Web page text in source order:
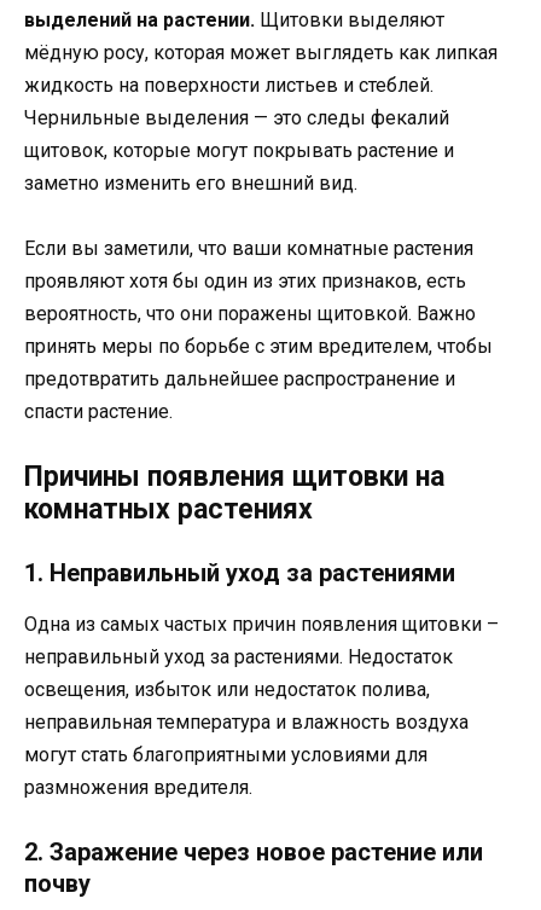
выделений на растении. Щитовки выделяют
мёдную росу, которая может выглядеть как липкая
жидкость на поверхности листьев и стеблей.
Чернильные выделения — это следы фекалий
щитовок, которые могут покрывать растение и
заметно изменить его внешний вид.
Если вы заметили, что ваши комнатные растения
проявляют хотя бы один из этих признаков, есть
вероятность, что они поражены щитовкой. Важно
принять меры по борьбе с этим вредителем, чтобы
предотвратить дальнейшее распространение и
спасти растение.
Причины появления щитовки на
комнатных растениях
1. Неправильный уход за растениями
Одна из самых частых причин появления щитовки –
неправильный уход за растениями. Недостаток
освещения, избыток или недостаток полива,
неправильная температура и влажность воздуха
могут стать благоприятными условиями для
размножения вредителя.
2. Заражение через новое растение или
почву